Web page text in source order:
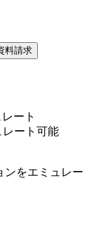
料請求
ート
レート可能
ンをエミュレー